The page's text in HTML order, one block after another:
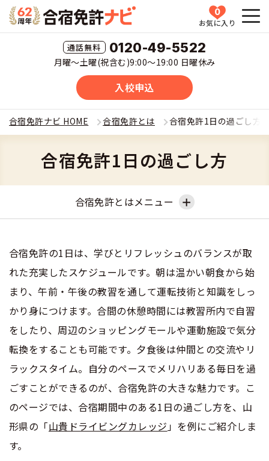
0
お気に入り
0120-49-5522
月曜〜土曜(祝含む)9:00〜19:00 日曜休み
入校申込
HOME
教習所一覧
運転免許の種類(車種)を選ぶ
普通二輪
大型二輪
準中型車
中型車
大型車
大特
けん引
特集ページ一覧
格安シーズン料金
出発地別おすすめ校
こだわり、テーマから探す
360度パノラマ教習所
教育訓練給付金制度
受験資格特例教習
合宿免許選びのアドバイス
合宿免許の入校までの流れ
合宿免許での免許取得の流れ
運転免許別モデルスケジュール
保護者の方へ
合宿に関わる料金について
合宿免許に役立つ情報
合宿免許で最短合格するには
高校生は運転免許を取れる？
免許取消・失効による再取得
冬・雪国の合宿免許は大丈夫？
みんなが選んだ合宿免許の条件
大型免許体験記
全国の運転免許試験場(免許センター)
合宿免許ナビについて
会社情報・代表メッセージ
会社概要
登録商標
参加規定
お気に入りの教習所一覧
運転者適性診断
0120-49-5522
合宿免許ナビ HOME 合宿免許とは 合宿免許1日の過ごし方
合宿免許1日の過ごし方
合宿免許とはメニュー
安心・お得・早い・充実の合宿免許
合宿免許選びのアドバイス
合宿免許での免許取得の流れ
合宿免許の1日は、学びとリフレッシュのバランスが取
れた充実したスケジュールです。朝は温かい朝食から始
まり、午前・午後の教習を通して運転技術と知識をしっ
かり身につけます。合間の休憩時間には教習所内で自習
をしたり、周辺のショッピングモールや運動施設で気分
転換をすることも可能です。夕食後は仲間との交流やリ
ラックスタイム。自分のペースでメリハリある毎日を過
ごすことができるのが、合宿免許の大きな魅力です。こ
のページでは、合宿期間中のある1日の過ごし方を、山
形県の「山貴ドライビングカレッジ」を例にご紹介しま
す。